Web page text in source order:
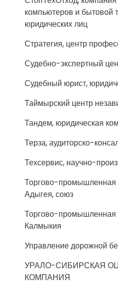
компьютеров и бытовой
юридических лиц
Стратегия, центр
Судебно-экспертный
Судебный юрист,
Таймырский центр
Тандем, юридическая
Терза, аудиторско-
Техсервис, научно-
Торгово-промышленная
Адыгея, союз
Торгово-промышленная
Калмыкия
Управление дорожной
УРАЛО-СИБИРСКАЯ
КОМПАНИЯ